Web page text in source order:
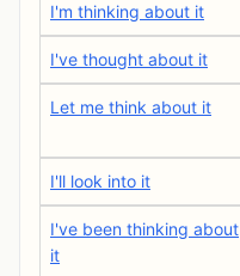
I'm thinking about it
I've thought about it
Let me think about it
I'll look into it
I've been thinking about
it